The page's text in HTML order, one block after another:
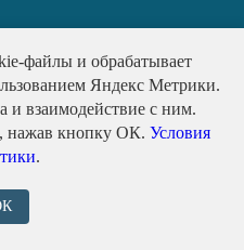
вн.тер.г. Муниципальный
Придорожная, д. 8, литера
файлы и обрабатывает
Яндекс Метрики.
и взаимодействие с ним.
нажав кнопку ОК. Условия
.